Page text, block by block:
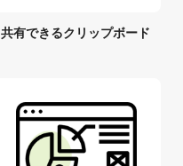
共有できるクリップボード